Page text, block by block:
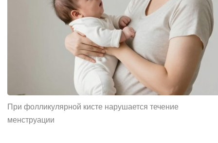
При фолликулярной кисте нарушается течение
менструации